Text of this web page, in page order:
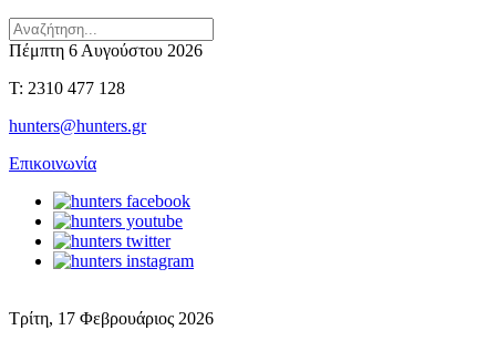
Πέμπτη 6 Αυγούστου 2026
T: 2310 477 128
hunters@hunters.gr
Επικοινωνία
Τρίτη, 17 Φεβρουάριος 2026